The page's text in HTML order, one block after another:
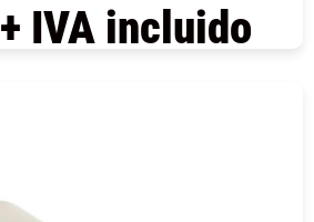
+ IVA incluido